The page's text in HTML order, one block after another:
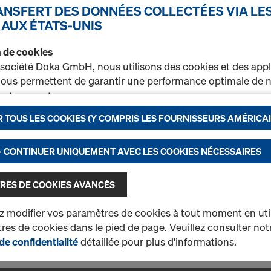
Poutrelle Alu Doka
Poutrelles de coffrage en
Sélectionner la variante
Occasion
Quantité
1 produits trouvés Le plus recherché
DES DONNÉES COLLECTÉES VIA
ÉTATS-UNIS
de cookies
Doka GmbH, nous utilisons des cookies et des
permettent de garantir une performance optimale de
en permanence la fonctionnalité de notre site Internet
un processus d’achat optimal lors de l’utilisation de la
et statistiques) ou
sur certaines plateformes une publicité ciblée adaptée à
(marketing).
des données. Vous avez également la possibilité de
avancés des cookies).
TOUS LES COOKIES (Y COMPRIS LES FOURNISSEURS
CONTINUER UNIQUEMENT AVEC LES COOKIES NÉCESSAIRES
DE COOKIES AVANCÉS
modifier vos paramètres de cookies à tout moment en
de cookies dans le pied de page. Veuillez consulter
confidentialitédétaillée pour plus d'informations.